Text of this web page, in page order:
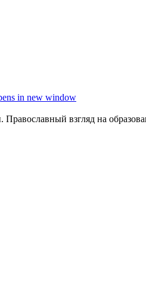
in new window
взгляд на